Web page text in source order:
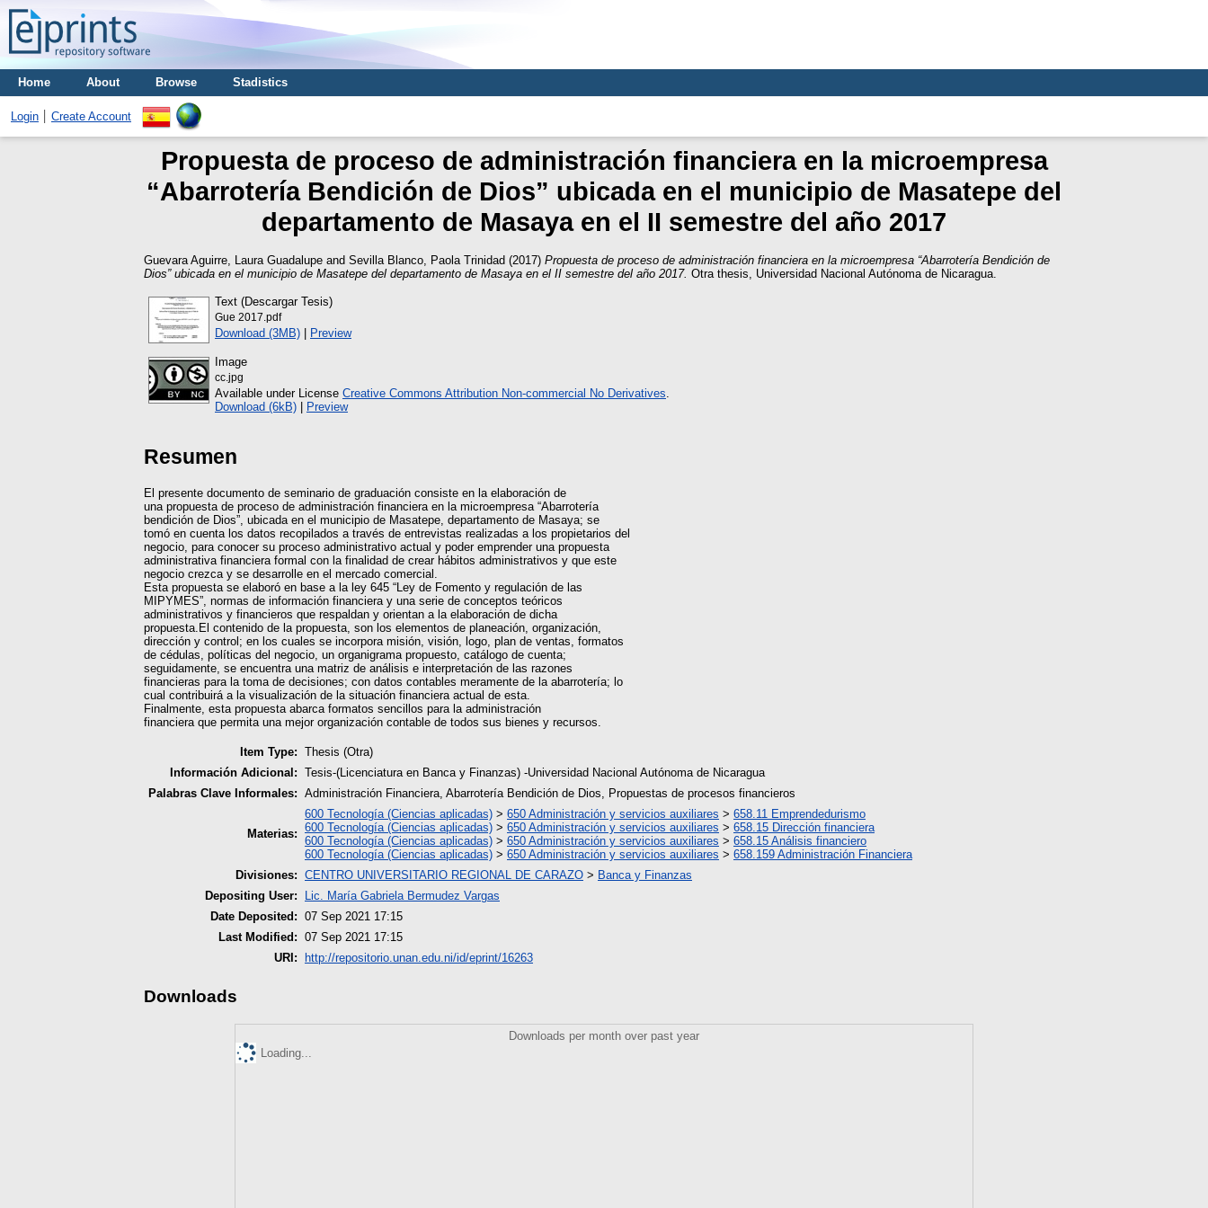
Home About Browse Stadistics
Login Create Account
Propuesta de proceso de administración financiera en la microempresa
“Abarrotería Bendición de Dios” ubicada en el municipio de Masatepe del
departamento de Masaya en el II semestre del año 2017
Guevara Aguirre, Laura Guadalupe and Sevilla Blanco, Paola Trinidad (2017) Propuesta de proceso de administración financiera en la microempresa “Abarrotería Bendición de
Dios” ubicada en el municipio de Masatepe del departamento de Masaya en el II semestre del año 2017. Otra thesis, Universidad Nacional Autónoma de Nicaragua.
Text (Descargar Tesis)
Gue 2017.pdf
Download (3MB) | Preview
Image
cc.jpg
Available under License Creative Commons Attribution Non-commercial No Derivatives
Download (6kB) | Preview
Resumen
El presente documento de seminario de graduación consiste en la elaboración de
una propuesta de proceso de administración financiera en la microempresa “Abarrotería
bendición de Dios”, ubicada en el municipio de Masatepe, departamento de Masaya; se
tomó en cuenta los datos recopilados a través de entrevistas realizadas a los propietarios del
negocio, para conocer su proceso administrativo actual y poder emprender una propuesta
administrativa financiera formal con la finalidad de crear hábitos administrativos y que este
negocio crezca y se desarrolle en el mercado comercial.
Esta propuesta se elaboró en base a la ley 645 “Ley de Fomento y regulación de las
MIPYMES”, normas de información financiera y una serie de conceptos teóricos
administrativos y financieros que respaldan y orientan a la elaboración de dicha
propuesta.El contenido de la propuesta, son los elementos de planeación, organización,
dirección y control; en los cuales se incorpora misión, visión, logo, plan de ventas, formatos
de cédulas, políticas del negocio, un organigrama propuesto, catálogo de cuenta;
seguidamente, se encuentra una matriz de análisis e interpretación de las razones
financieras para la toma de decisiones; con datos contables meramente de la abarrotería; lo
cual contribuirá a la visualización de la situación financiera actual de esta.
Finalmente, esta propuesta abarca formatos sencillos para la administración
financiera que permita una mejor organización contable de todos sus bienes y recursos.
Item Type: Thesis (Otra)
Información Adicional: Tesis-(Licenciatura en Banca y Finanzas) -Universidad Nacional Autónoma de Nicaragua
Palabras Clave Informales: Administración Financiera, Abarrotería Bendición de Dios, Propuestas de procesos financieros
Materias:
600 Tecnología (Ciencias aplicadas) > 650 Administración y servicios auxiliares > 658.11 Emprendedurismo
600 Tecnología (Ciencias aplicadas) > 650 Administración y servicios auxiliares > 658.15 Dirección financiera
600 Tecnología (Ciencias aplicadas) > 650 Administración y servicios auxiliares > 658.15 Análisis financiero
600 Tecnología (Ciencias aplicadas) > 650 Administración y servicios auxiliares > 658.159 Administración Financiera
Divisiones: CENTRO UNIVERSITARIO REGIONAL DE CARAZO > Banca y Finanzas
Depositing User:
Lic. María Gabriela Bermudez Vargas
Date Deposited: 07 Sep 2021 17:15
Last Modified: 07 Sep 2021 17:15
URI:
http://repositorio.unan.edu.ni/id/eprint/16263
Downloads
Downloads per month over past year
Loading...